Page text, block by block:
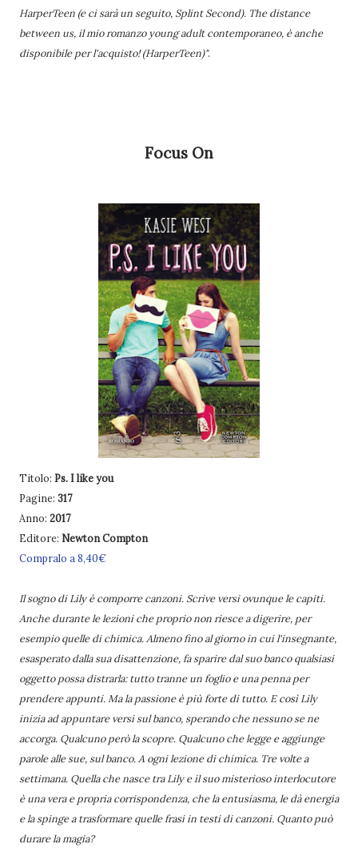
HarperTeen (e ci sarà un seguito, Splint Second). The distance
between us, il mio romanzo young adult contemporaneo, è anche
disponibile per l'acquisto! (HarperTeen)".
Focus On
Titolo: Ps. I like you
Pagine: 317
Anno: 2017
Editore: Newton Compton
Compralo a 8,40€
Il sogno di Lily è comporre canzoni. Scrive versi ovunque le capiti.
Anche durante le lezioni che proprio non riesce a digerire, per
esempio quelle di chimica. Almeno fino al giorno in cui l'insegnante,
esasperato dalla sua disattenzione, fa sparire dal suo banco qualsiasi
oggetto possa distrarla: tutto tranne un foglio e una penna per
prendere appunti. Ma la passione è più forte di tutto. E così Lily
inizia ad appuntare versi sul banco, sperando che nessuno se ne
accorga. Qualcuno però la scopre. Qualcuno che legge e aggiunge
parole alle sue, sul banco. A ogni lezione di chimica. Tre volte a
settimana. Quella che nasce tra Lily e il suo misterioso interlocutore
è una vera e propria corrispondenza, che la entusiasma, le dà energia
e la spinge a trasformare quelle frasi in testi di canzoni. Quanto può
durare la magia?